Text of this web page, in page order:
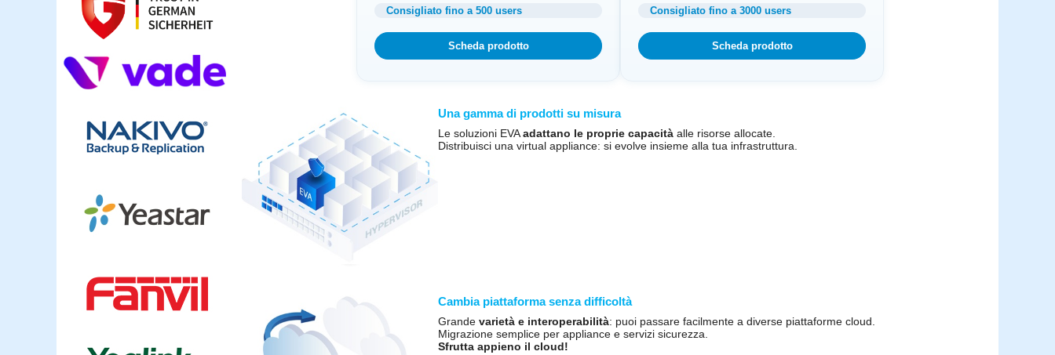
Consigliato fino a 500 users
Scheda prodotto
Consigliato fino a 3000 users
Scheda prodotto
Una gamma di prodotti su misura
Le soluzioni EVAadattano le proprie capacità alle risorse allocate.
Distribuisci una virtual appliance: si evolve insieme alla tua infrastruttura.
Cambia piattaforma senza difficoltà
Grande varietà e interoperabilità: puoi passare facilmente a diverse piattaforme cloud.
Migrazione semplice per appliance e servizi sicurezza.
Sfrutta appieno il cloud!